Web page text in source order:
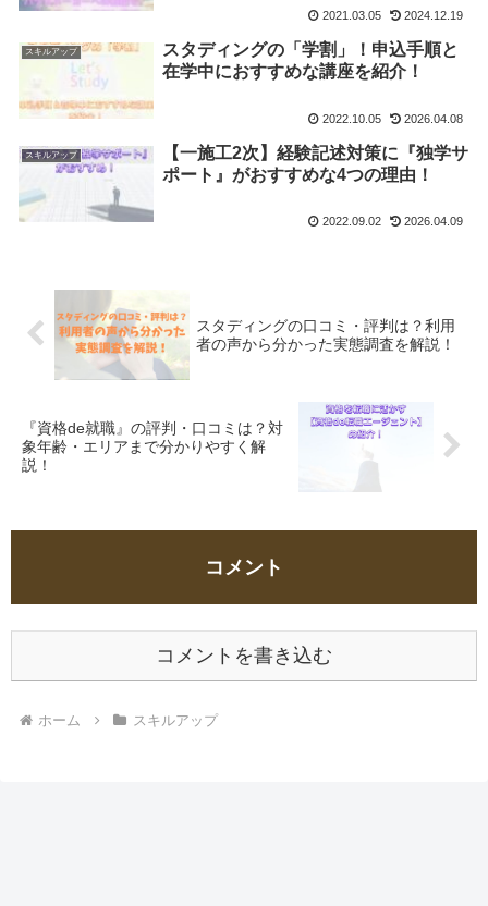
2021.03.05 2024.12.19
スキルアップ
スタディングの「学割」！申込手順と
在学中におすすめな講座を紹介！
2022.10.05 2026.04.08
スキルアップ
【一施工2次】経験記述対策に『独学サ
ポート』がおすすめな4つの理由！
2022.09.02 2026.04.09
スタディングの口コミ・評判は？利用
者の声から分かった実態調査を解説！
『資格de就職』の評判・口コミは？対
象年齢・エリアまで分かりやすく解
説！
コメント
コメントを書き込む
ホーム スキルアップ